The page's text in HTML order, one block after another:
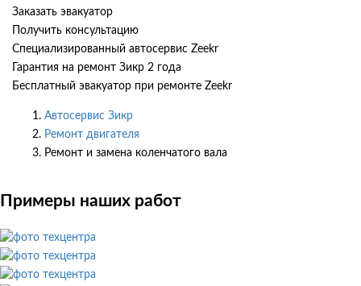
Заказать эвакуатор
Получить консультацию
Специализированный автосервис Zeekr
Гарантия на ремонт Зикр 2 года
Бесплатный эвакуатор при ремонте Zeekr
Автосервис Зикр
Ремонт двигателя
Ремонт и замена коленчатого вала
Примеры наших работ